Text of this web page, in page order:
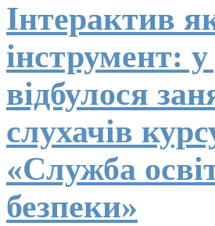
Інтерактив
інструмент:
відбулося
слухачів
«Служба
безпеки»